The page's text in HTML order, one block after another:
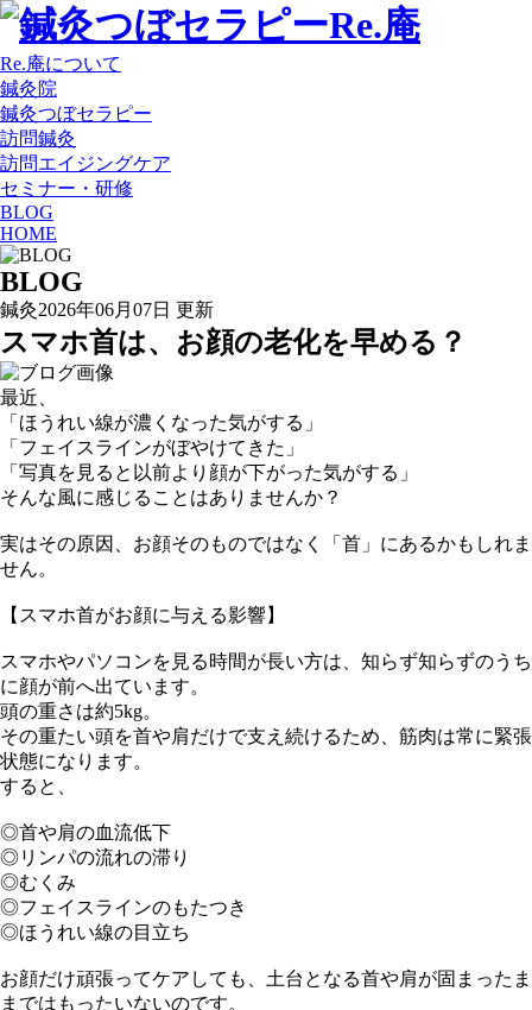
Re.庵について
鍼灸院
鍼灸つぼセラピー
訪問鍼灸
訪問エイジングケア
セミナー・研修
BLOG
HOME
BLOG
鍼灸2026年06月07日 更新
スマホ首は、お顔の老化を早める？
最近、
「ほうれい線が濃くなった気がする」
「フェイスラインがぼやけてきた」
「写真を見ると以前より顔が下がった気がする」
そんな風に感じることはありませんか？
実はその原因、お顔そのものではなく「首」にあるかもしれま
せん。
【スマホ首がお顔に与える影響】
スマホやパソコンを見る時間が長い方は、知らず知らずのうち
に顔が前へ出ています。
頭の重さは約5kg。
その重たい頭を首や肩だけで支え続けるため、筋肉は常に緊張
状態になります。
すると、
◎首や肩の血流低下
◎リンパの流れの滞り
◎むくみ
◎フェイスラインのもたつき
◎ほうれい線の目立ち
お顔だけ頑張ってケアしても、土台となる首や肩が固まったま
まではもったいないのです。